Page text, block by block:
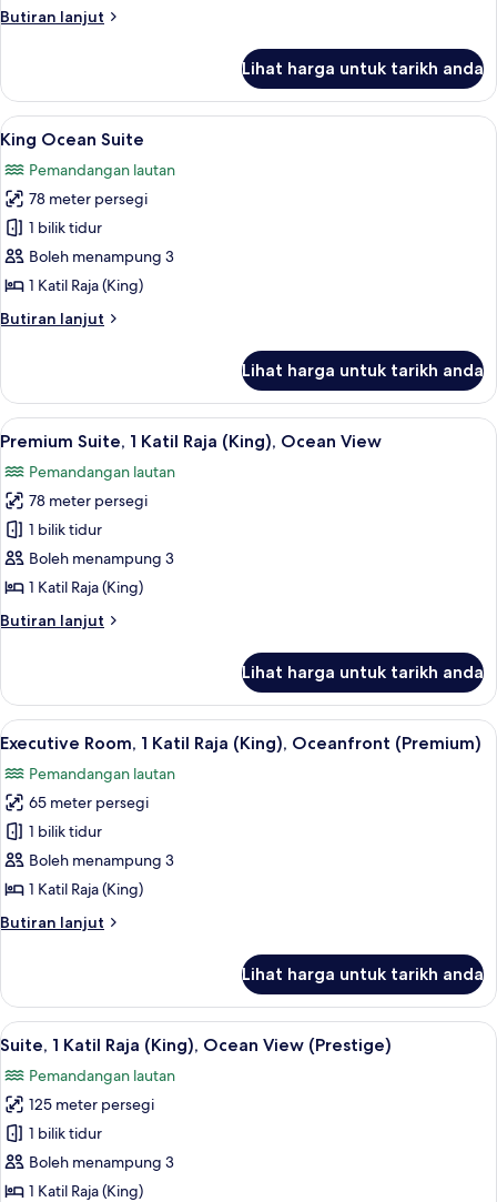
Bujang
View
Butiran lanjut
Butiran
Room,
Katil
Bujang
(Single),
Ocean
View
Lihat harga untuk tarikh anda
Lihat
semua
foto
untuk
King
Ocean
Suite
King Ocean Suite | Peti besi dalam
9
King Ocean Suite
Pemandangan lautan
78 meter persegi
1 bilik tidur
Boleh menampung 3
1 Katil Raja (King)
Butiran lanjut
Butiran
Ocean
Suite
Lihat harga untuk tarikh anda
Lihat
semua
foto
untuk
Premium
Suite,
1
Raja
View
Premium Suite, 1 Katil Raja (King),
9
Premium Suite, 1 Katil Raja (King), Ocean View
Pemandangan lautan
78 meter persegi
1 bilik tidur
Boleh menampung 3
1 Katil Raja (King)
Butiran lanjut
Butiran
Suite,
Katil
(King),
Ocean
View
Lihat harga untuk tarikh anda
Lihat
semua
foto
untuk
Executive
Room,
1
Raja
(Premium)
Executive Room, 1 Katil Raja (King),
9
Executive Room, 1 Katil Raja (King), Oceanfront (Premium)
Pemandangan lautan
65 meter persegi
1 bilik tidur
Boleh menampung 3
1 Katil Raja (King)
Butiran lanjut
Butiran
Room,
Katil
(King),
Oceanfront
(Premium)
Lihat harga untuk tarikh anda
Lihat
semua
foto
untuk
Suite,
1
Katil
Suite, 1 Katil Raja (King), Ocean
10
Suite, 1 Katil Raja (King), Ocean View (Prestige)
Pemandangan lautan
125 meter persegi
1 bilik tidur
Boleh menampung 3
1 Katil Raja (King)